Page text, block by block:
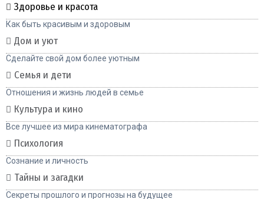
Здоровье и красота
Как быть красивым и здоровым
Дом и уют
Сделайте свой дом более уютным
Семья и дети
Отношения и жизнь людей в семье
Культура и кино
Все лучшее из мира кинематографа
Психология
Сознание и личность
Тайны и загадки
Секреты прошлого и прогнозы на будущее